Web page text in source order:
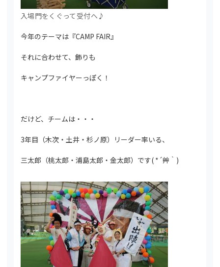
入場門をくぐって受付へ♪
今年のテーマは『CAMP FAIR』
それに合わせて、飾りも
キャンプファイヤーっぽく！
だけど、チームは・・・
3年目（木次・土井・杉ノ原）リーダー率いる、
三太郎（桃太郎・浦島太郎・金太郎）です( *´艸｀)